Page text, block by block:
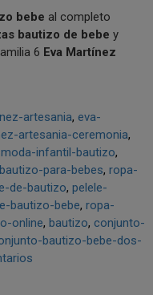
bebe al completo
bautizo de bebe y
6 Eva Martínez
artesania eva-
artesania-ceremonia
infantil-bautizo
para-bebes ropa-
de-bautizo pelele-
bautizo-bebe ropa-
online bautizo conjunto-
bautizo-bebe-dos-